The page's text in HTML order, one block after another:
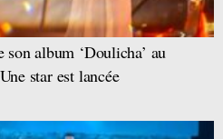
album ‘Doulicha’ au
star est lancée